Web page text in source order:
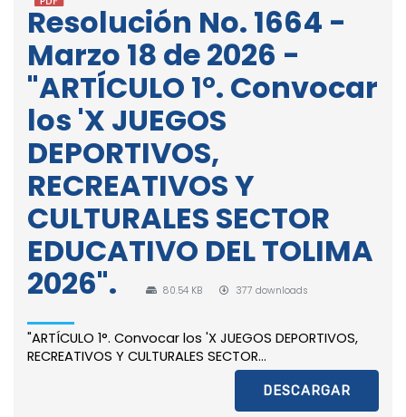
Resolución No. 1664 -
Marzo 18 de 2026 -
"ARTÍCULO 1°. Convocar
los 'X JUEGOS
DEPORTIVOS,
RECREATIVOS Y
CULTURALES SECTOR
EDUCATIVO DEL TOLIMA
2026".
80.54 KB 377 downloads
"ARTÍCULO 1°. Convocar los 'X JUEGOS DEPORTIVOS,
RECREATIVOS Y CULTURALES SECTOR...
DESCARGAR